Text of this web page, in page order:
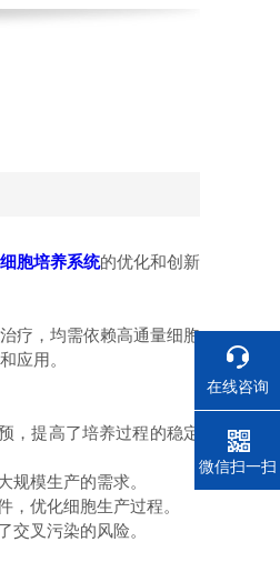
细胞培养系统的优化和创新
疗，均需依赖高通量细胞
应用。
提高了培养过程的稳定
模生产的需求。
优化细胞生产过程。
叉污染的风险。
在线咨询
电话
微信扫一扫